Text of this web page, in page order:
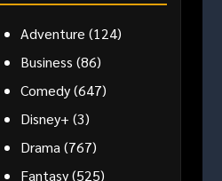
Adventure (124)
Business (86)
Comedy(647)
Disney+ (3)
Drama(767)
Fantasy(525)